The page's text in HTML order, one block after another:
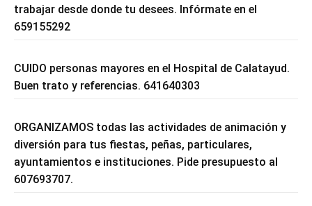
trabajar desde donde tu desees. Infórmate en el
659155292
CUIDO personas mayores en el Hospital de Calatayud.
Buen trato y referencias. 641640303
ORGANIZAMOS todas las actividades de animación y
diversión para tus fiestas, peñas, particulares,
ayuntamientos e instituciones. Pide presupuesto al
607693707.